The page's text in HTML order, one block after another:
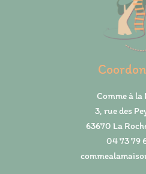
Comme à la
3, rue des
63670 La
04 73 79